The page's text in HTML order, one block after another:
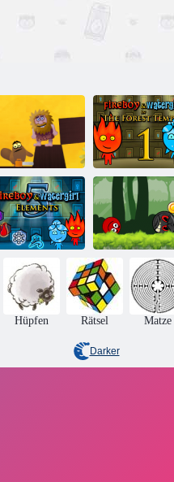
Adam N Eve 8
Die Liebesquest
Feuer und
Wasser 1:
Waldtempel
Feuer und
Wasser 5:
Elemente
Ball Hero
Adventure:
Roter Schlagball
Hüpfen Rätsel Matze
Darker